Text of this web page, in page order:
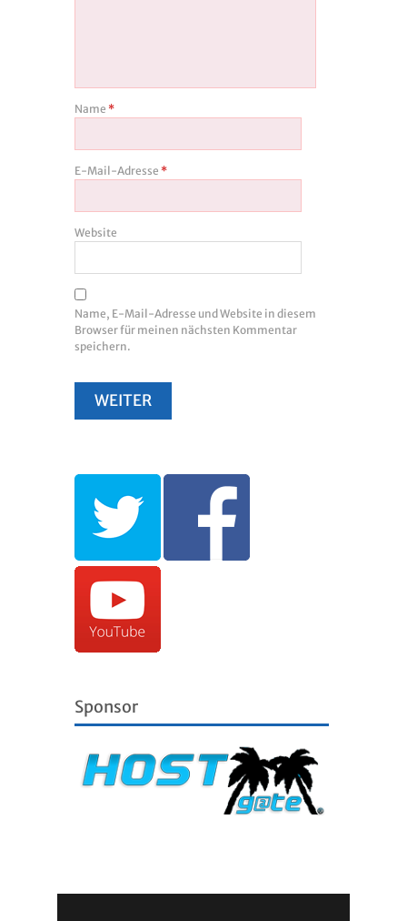
Name *
E-Mail-Adresse *
Website
Name, E-Mail-Adresse und Website in diesem
Browser für meinen nächsten Kommentar
speichern.
Sponsor